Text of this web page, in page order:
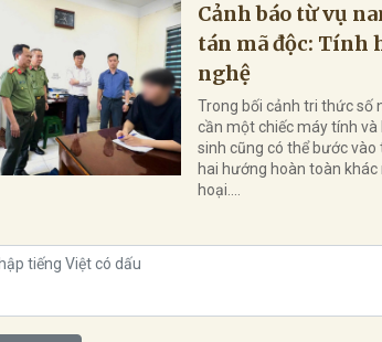
Cảnh báo từ vụ
tán mã độc: Tính
nghệ
Trong bối cảnh tri thức số
cần một chiếc máy tính
sinh cũng có thể bước
hai hướng hoàn toàn
hoại....